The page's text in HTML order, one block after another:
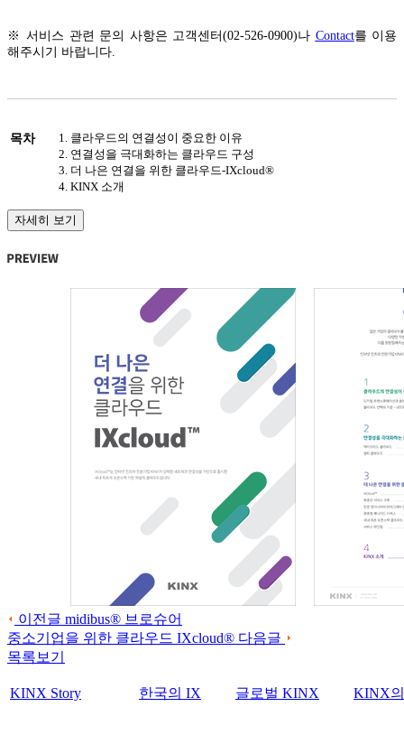
※ 서비스 관련 문의 사항은 고객센터(02-526-0900)나 Contact를 이용
해주시기 바랍니다.
목차
1. 클라우드의 연결성이 중요한 이유
2. 연결성을 극대화하는 클라우드 구성
3. 더 나은 연결을 위한 클라우드-IXcloud®
4. KINX 소개
자세히 보기
이전글 midibus® 브로슈어
중소기업을 위한 클라우드 IXcloud® 다음글
목록보기
KINX Story 한국의 IX 글로벌 KINX KINX